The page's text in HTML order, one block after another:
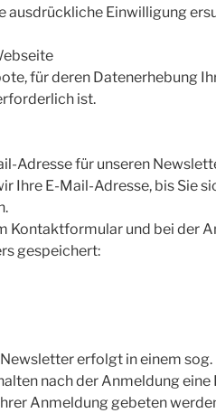
ausdrückliche Einwilligung
für deren Datenerhebung
ist.
Adresse für unseren
Ihre E-Mail-Adresse, bis Sie
Kontaktformular und bei der
gespeichert:
erfolgt in einem sog.
nach der Anmeldung eine
Anmeldung gebeten